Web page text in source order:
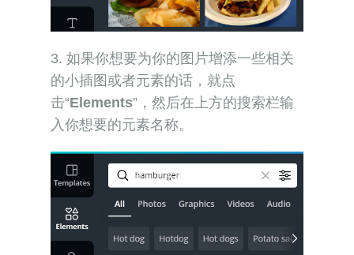
3. 如果你想要为你的图片增添一些相关
的小插图或者元素的话，就点
击“Elements”，然后在上方的搜索栏输
入你想要的元素名称。